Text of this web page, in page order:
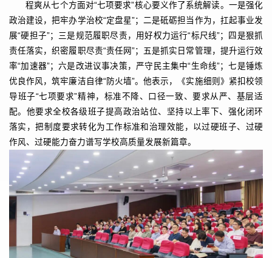
程爽从七个方面对“七项要求”核心要义作了系统解读。一是强化
政治建设，把牢办学治校“定盘星”；二是砥砺担当作为，扛起事业发
展“硬担子”；三是规范履职尽责，用好权力运行“标尺线”；四是狠抓
责任落实，织密履职尽责“责任网”；五是抓实日常管理，提升运行效
率“加速器”；六是改进议事决策，严守民主集中“生命线”；七是锤炼
优良作风，筑牢廉洁自律“防火墙”。他表示，《实施细则》紧扣校领
导班子“七项要求”精神，标准不降、口径一致、要求从严、基层适
配。他要求全校各级班子提高政治站位、坚持以上率下、强化闭环
落实，把制度要求转化为工作标准和治理效能，以过硬班子、过硬
作风、过硬能力奋力谱写学校高质量发展新篇章。